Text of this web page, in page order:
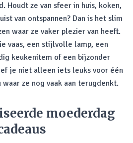
Houdt ze van sfeer in huis, koken,
van ontspannen? Dan is het slim
waar ze vaker plezier van heeft.
vaas, een stijlvolle lamp, een
keukenitem of een bijzonder
je niet alleen iets leuks voor één
waar ze nog vaak aan terugdenkt.
moederdag